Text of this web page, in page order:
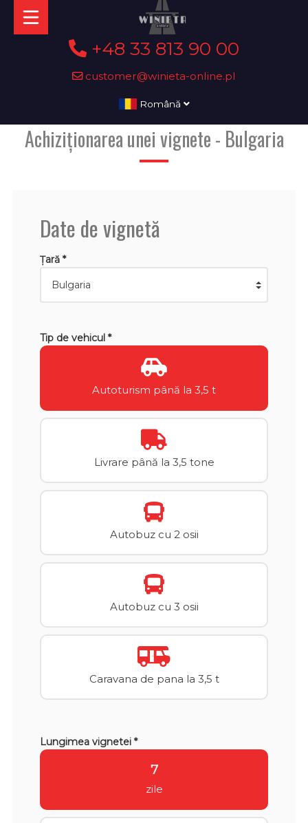
+48 33 813 90 00
customer@winieta-online.pl
Română
Achiziționarea unei vignete - Bulgaria
Date de vignetă
Țară *
Tip de vehicul *
Autoturism până la 3,5 t
Livrare până la 3,5 tone
Autobuz cu 2 osii
Autobuz cu 3 osii
Caravana de pana la 3,5 t
Lungimea vignetei *
7
zile